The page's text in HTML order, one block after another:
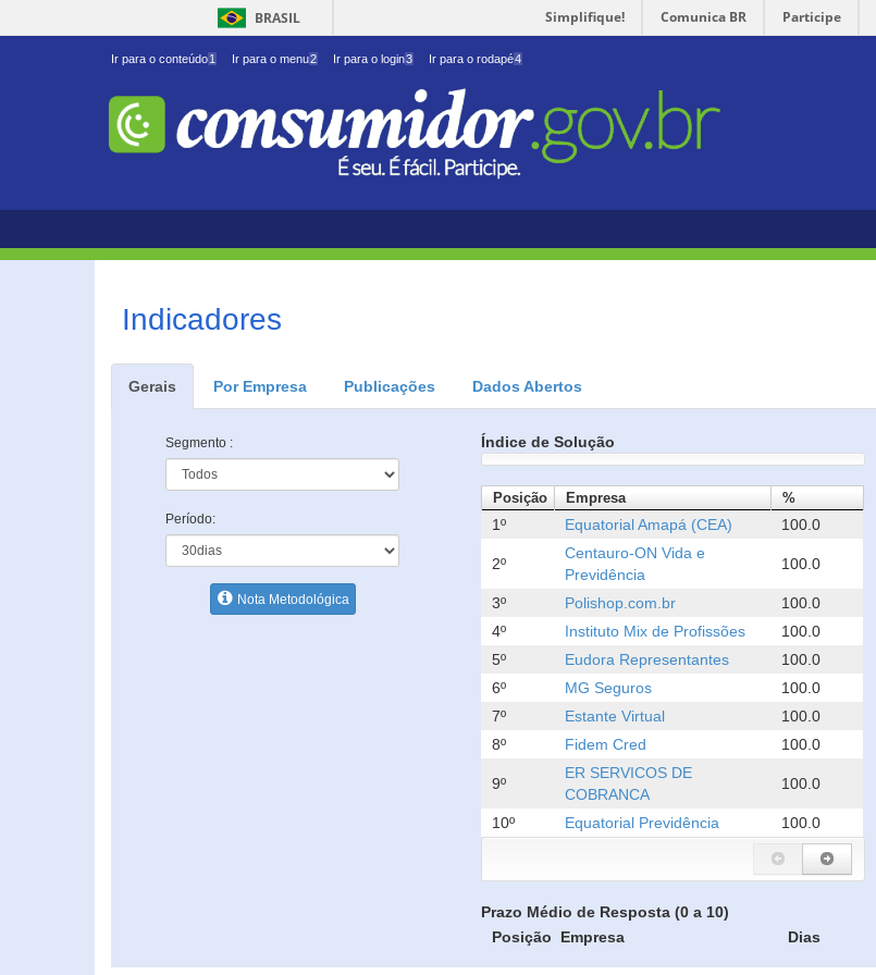
BRASIL Simplifique! Comunica BR Participe
Ir para o conteúdo1 Ir para o menu2 Ir para o login3 Ir para o rodapé4
Indicadores
Gerais Por Empresa Publicações Dados Abertos
Segmento :
Período:
Nota Metodológica
Índice de Solução
Posição Empresa %
1º Equatorial Amapá (CEA) 100.0
2º
Centauro-ON Vida e
Previdência
100.0
3º Polishop.com.br
100.0
4º
Instituto Mix de Profissões
100.0
5º
Eudora Representantes
100.0
6º
MG Seguros
100.0
7º
Estante Virtual
100.0
8º
Fidem Cred 100.0
9º
ER SERVICOS DE
COBRANCA
100.0
10º Equatorial Previdência 100.0
Prazo Médio de Resposta (0 a 10)
Posição
Empresa Dias